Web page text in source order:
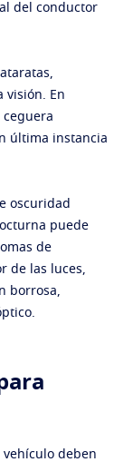
del conductor
visión. En
ceguera
última instancia
oscuridad
puede
de
de las luces,
borrosa,
vehículo deben